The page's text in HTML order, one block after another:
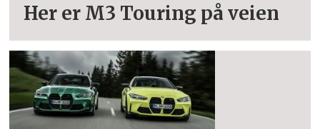
Her er M3 Touring på veien